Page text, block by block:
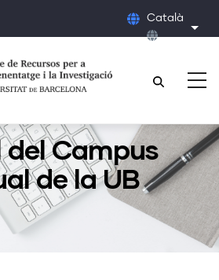
Català
del Campus
de la UB